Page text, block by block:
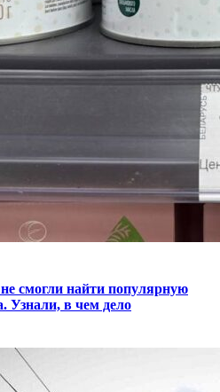
смогли найти популярную
Узнали, в чем дело